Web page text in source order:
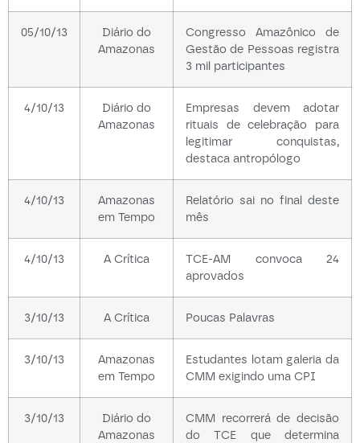
05/10/13
Diário do
Amazonas
Congresso Amazônico de
Gestão de Pessoas registra
3 mil participantes
4/10/13
Diário do
Amazonas
Empresas devem adotar
rituais de celebração para
legitimar conquistas,
destaca antropólogo
4/10/13
Amazonas
em Tempo
Relatório sai no final deste
mês
4/10/13 A Crítica
TCE-AM convoca 24
aprovados
3/10/13 A Crítica Poucas Palavras
3/10/13
Amazonas
em Tempo
Estudantes lotam galeria da
CMM exigindo uma CPI
3/10/13
Diário do
Amazonas
CMM recorrerá de decisão
do TCE que determina